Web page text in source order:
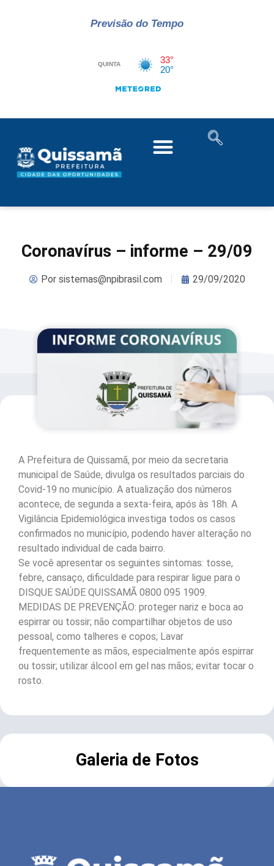
Previsão do Tempo
Coronavírus – informe – 29/09
Porsistemas@npibrasil.com 29/09/2020
A Prefeitura de Quissamã, por meio da secretaria
municipal de Saúde, divulga os resultados parciais do
Covid-19 no município. A atualização dos números
acontece, de segunda a sexta-feira, após às 18h. A
Vigilância Epidemiológica investiga todos os casos
confirmados no município, podendo haver alteração no
resultado individual de cada bairro.
Se você apresentar os seguintes sintomas: tosse,
febre, cansaço, dificuldade para respirar ligue para o
DISQUE SAÚDE QUISSAMÃ 0800 095 1909.
MEDIDAS DE PREVENÇÃO: proteger nariz e boca ao
espirrar ou tossir; não compartilhar objetos de uso
pessoal, como talheres e copos; Lavar
frequentemente as mãos, especialmente após espirrar
ou tossir; utilizar álcool em gel nas mãos; evitar tocar o
rosto.
Galeria de Fotos